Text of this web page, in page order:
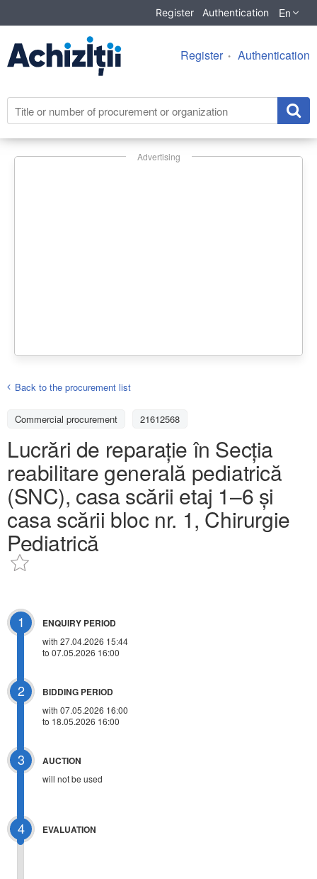
Register Authentication En
Register Authentication
Advertising
Back to the procurement list
Commercial procurement 21612568
Lucrări de reparație în Secția
reabilitare generală pediatrică
(SNC), casa scării etaj 1–6 și
casa scării bloc nr. 1, Chirurgie
Pediatrică
1 ENQUIRY PERIOD
with 27.04.2026 15:44
to 07.05.2026 16:00
2 BIDDING PERIOD
with 07.05.2026 16:00
to 18.05.2026 16:00
3 AUCTION
will not be used
4 EVALUATION